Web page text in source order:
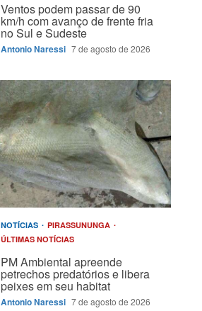
Ventos podem passar de 90
km/h com avanço de frente fria
no Sul e Sudeste
Antonio Naressi 7 de agosto de 2026
NOTÍCIAS
PIRASSUNUNGA
ÚLTIMAS NOTÍCIAS
PM Ambiental apreende
petrechos predatórios e libera
peixes em seu habitat
Antonio Naressi 7 de agosto de 2026